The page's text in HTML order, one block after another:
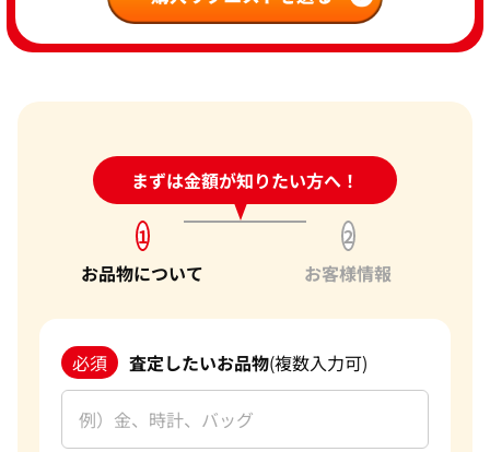
まずは金額が知りたい方へ！
24時間受付中!問い合わせフォーム
1
お品物について
2
お客様情報
必須 査定したいお品物(複数入力可)